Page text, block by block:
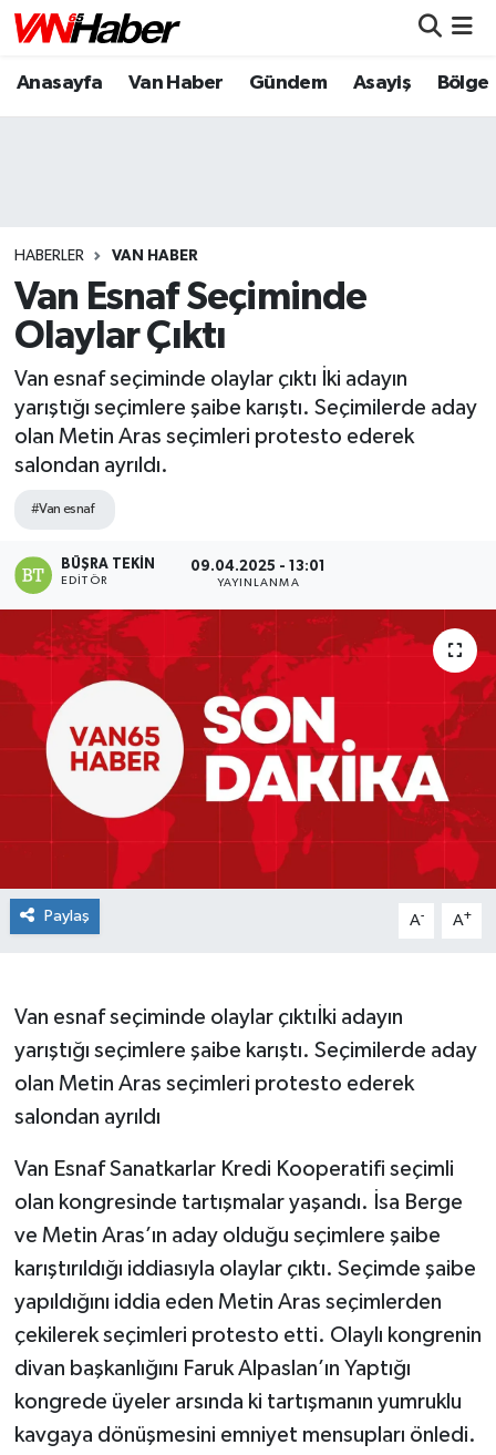
Anasayfa Van Haber Gündem Asayiş Bölge
HABERLER VAN HABER
Van Esnaf Seçiminde
Olaylar Çıktı
Van esnaf seçiminde olaylar çıktı İki adayın
yarıştığı seçimlere şaibe karıştı. Seçimilerde aday
olan Metin Aras seçimleri protesto ederek
salondan ayrıldı.
#Van esnaf
BÜŞRA TEKIN
EDITÖR
09.04.2025 - 13:01
YAYINLANMA
Paylaş A- A+
Van esnaf seçiminde olaylar çıktıİki adayın
yarıştığı seçimlere şaibe karıştı. Seçimilerde aday
olan Metin Aras seçimleri protesto ederek
salondan ayrıldı
Van Esnaf Sanatkarlar Kredi Kooperatifi seçimli
olan kongresinde tartışmalar yaşandı. İsa Berge
ve Metin Aras’ın aday olduğu seçimlere şaibe
karıştırıldığı iddiasıyla olaylar çıktı. Seçimde şaibe
yapıldığını iddia eden Metin Aras seçimlerden
çekilerek seçimleri protesto etti. Olaylı kongrenin
divan başkanlığını Faruk Alpaslan’ın Yaptığı
kongrede üyeler arsında ki tartışmanın yumruklu
kavgaya dönüşmesini emniyet mensupları önledi.
Nöbetçi Eczaneler
Puan Durumu ve Fikstür
Tüm Manşetler
Son Dakika Haberleri
Haber Arşivi